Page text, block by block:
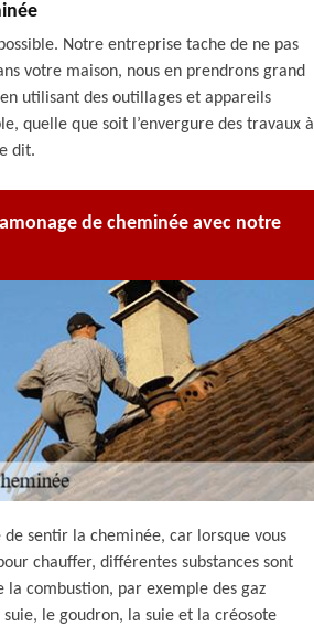
Notre entreprise tache de ne pas
votre maison, nous en prendrons grand
utilisant des outillages et appareils
quelle que soit l’envergure des travaux à
dit.
de cheminée avec notre
de sentir la cheminée, car lorsque vous
chauffer, différentes substances sont
la combustion, par exemple des gaz
suie, le goudron, la suie et la créosote